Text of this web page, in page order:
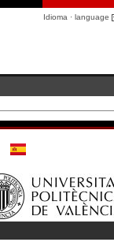
Idioma · language